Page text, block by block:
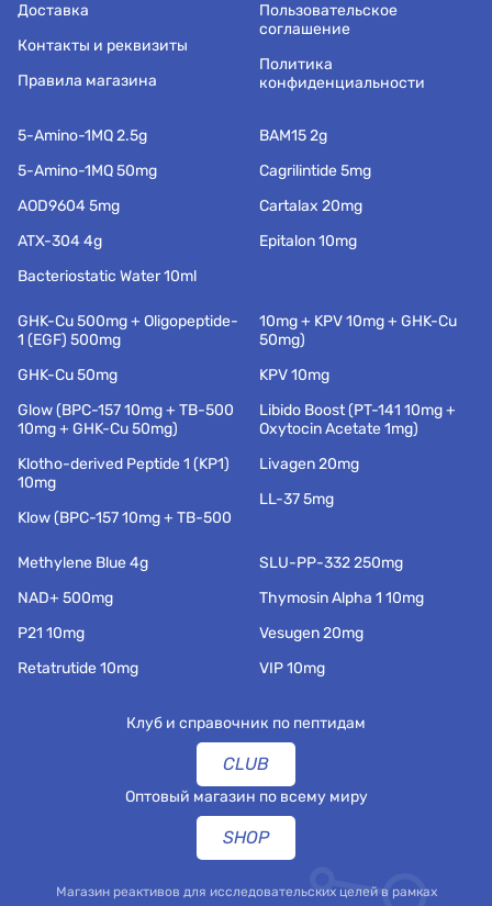
Магазин реактивов для исследовательских целей в рамках
Клуб и справочник по пептидам
CLUB
Оптовый магазин по всему миру
SHOP
5-Amino-1MQ 2.5g
5-Amino-1MQ 50mg
AOD9604 5mg
ATX-304 4g
Bacteriostatic Water 10ml
BAM15 2g
Cagrilintide 5mg
Cartalax 20mg
Epitalon 10mg
GHK-Cu 500mg + Oligopeptide-
1 (EGF) 500mg
GHK-Cu 50mg
Glow (BPC-157 10mg + TB-500
10mg + GHK-Cu 50mg)
Klotho-derived Peptide 1 (KP1)
10mg
Klow (BPC-157 10mg + TB-500
10mg + KPV 10mg + GHK-Cu
50mg)
KPV 10mg
Libido Boost (PT-141 10mg +
Oxytocin Acetate 1mg)
Livagen 20mg
LL-37 5mg
Methylene Blue 4g
NAD+ 500mg
P21 10mg
Retatrutide 10mg
SLU-PP-332 250mg
Thymosin Alpha 1 10mg
Vesugen 20mg
VIP 10mg
Доставка
Контакты и реквизиты
Правила магазина
Пользовательское
соглашение
Политика
конфиденциальности